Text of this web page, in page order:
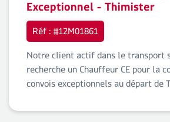
Exceptionnel - Thimister
Réf : #12M01861
Notre client actif dans le transport
recherche un Chauffeur CE pour la
convois exceptionnels au départ de